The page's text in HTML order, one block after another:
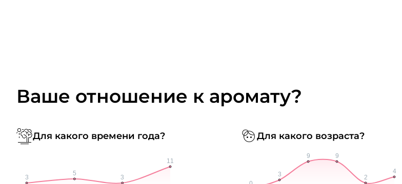
Ваше отношение к аромату?
Для какого времени года? Для какого возраста?